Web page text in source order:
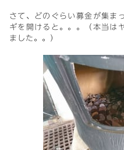
さて、どのぐらい募金が集ま
ギを開けると。。。（本当は
ました。。）